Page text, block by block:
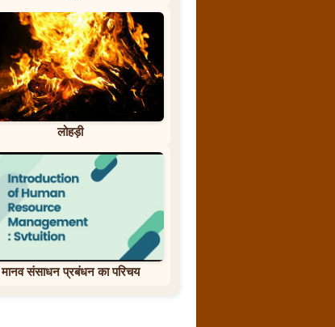
लोहड़ी
मानव संसाधन प्रबंधन का परिचय